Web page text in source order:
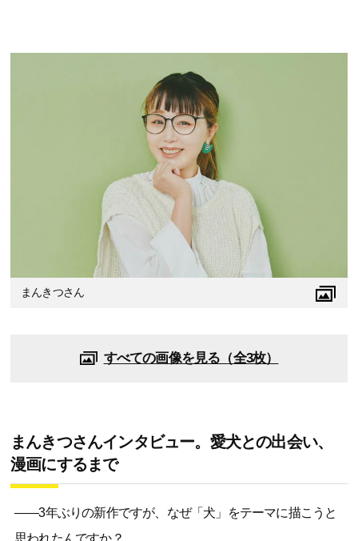
まんきつさん
すべての画像を見る（全3枚）
まんきつさんインタビュー。愛犬との出会い、
漫画にするまで
――3年ぶりの新作ですが、なぜ「犬」をテーマに描こうと